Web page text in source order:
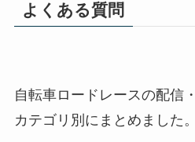
よくある質問
自転車ロードレースの配信
カテゴリ別にまとめました。